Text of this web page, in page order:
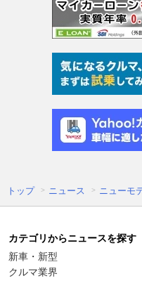
トップ ニュース ニューモ
カテゴリからニュースを探す
新車・新型
クルマ業界